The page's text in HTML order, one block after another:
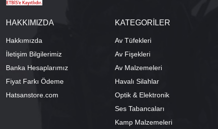
HAKKIMIZDA
Hakkımızda
İletişim Bilgilerimiz
Banka Hesaplarımız
Fiyat Farkı Ödeme
Hatsanstore.com
KATEGORİLER
Av Tüfekleri
Av Fişekleri
Av Malzemeleri
Havalı Silahlar
Optik & Elektronik
Ses Tabancaları
Kamp Malzemeleri